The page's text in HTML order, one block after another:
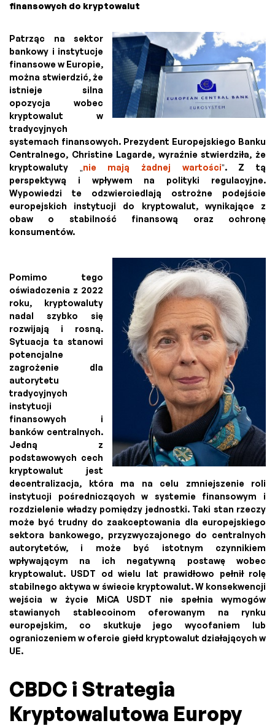
finansowych do kryptowalut
Patrząc na sektor
bankowy i instytucje
finansowe w Europie,
można stwierdzić, że
istnieje silna
opozycja wobec
kryptowalut w
tradycyjnych
systemach finansowych. Prezydent Europejskiego Banku
Centralnego, Christine Lagarde, wyraźnie stwierdziła, że
kryptowaluty „nie mają żadnej wartości”. Z tą
perspektywą i wpływem na polityki regulacyjne.
Wypowiedzi te odzwierciedlają ostrożne podejście
europejskich instytucji do kryptowalut, wynikające z
obaw o stabilność finansową oraz ochronę
konsumentów.
Pomimo tego
oświadczenia z 2022
roku, kryptowaluty
nadal szybko się
rozwijają i rosną.
Sytuacja ta stanowi
potencjalne
zagrożenie dla
autorytetu
tradycyjnych
instytucji
finansowych i
banków centralnych.
Jedną z
podstawowych cech
kryptowalut jest
decentralizacja, która ma na celu zmniejszenie roli
instytucji pośredniczących w systemie finansowym i
rozdzielenie władzy pomiędzy jednostki. Taki stan rzeczy
może być trudny do zaakceptowania dla europejskiego
sektora bankowego, przyzwyczajonego do centralnych
autorytetów, i może być istotnym czynnikiem
wpływającym na ich negatywną postawę wobec
kryptowalut. USDT od wielu lat prawidłowo pełnił rolę
stabilnego aktywa w świecie kryptowalut. W konsekwencji
wejścia w życie MiCA USDT nie spełnia wymogów
stawianych stablecoinom oferowanym na rynku
europejskim, co skutkuje jego wycofaniem lub
ograniczeniem w ofercie giełd kryptowalut działających w
UE.
CBDC i Strategia
Kryptowalutowa Europy